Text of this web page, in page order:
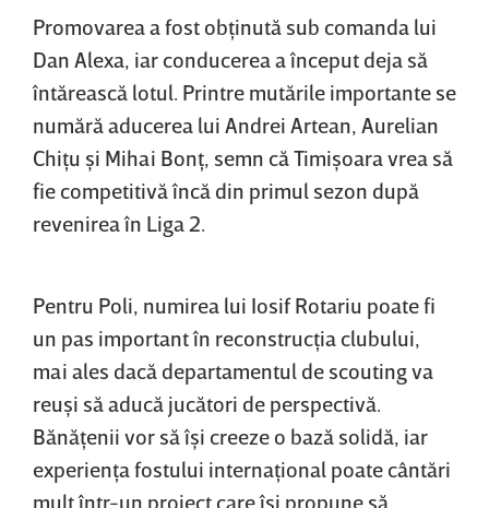
Promovarea a fost obţinută sub comanda lui
Dan Alexa, iar conducerea a început deja să
întărească lotul. Printre mutările importante se
numără aducerea lui Andrei Artean, Aurelian
Chiţu şi Mihai Bonţ, semn că Timişoara vrea să
fie competitivă încă din primul sezon după
revenirea în Liga 2.
Pentru Poli, numirea lui Iosif Rotariu poate fi
un pas important în reconstrucţia clubului,
mai ales dacă departamentul de scouting va
reuşi să aducă jucători de perspectivă.
Bănăţenii vor să îşi creeze o bază solidă, iar
experienţa fostului internaţional poate cântări
mult într-un proiect care îşi propune să